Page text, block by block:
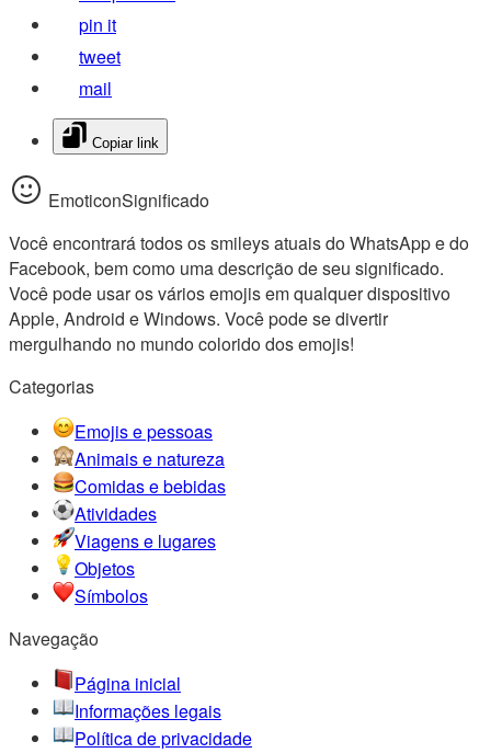
pin it
tweet
mail
Copiar link
EmoticonSignificado
Você encontrará todos os smileys atuais do WhatsApp e do
Facebook, bem como uma descrição de seu significado.
Você pode usar os vários emojis em qualquer dispositivo
Apple, Android e Windows. Você pode se divertir
mergulhando no mundo colorido dos emojis!
Categorias
Emojis e pessoas
Animais e natureza
Comidas e bebidas
Atividades
Viagens e lugares
Objetos
Símbolos
Navegação
Página inicial
Informações legais
Política de privacidade